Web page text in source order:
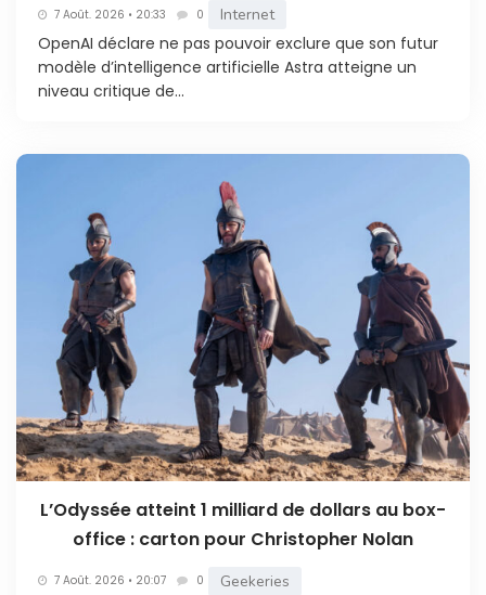
7 Août. 2026 • 20:33 0 Internet
OpenAI déclare ne pas pouvoir exclure que son futur
modèle d’intelligence artificielle Astra atteigne un
niveau critique de...
L’Odyssée atteint 1 milliard de dollars au box-
office : carton pour Christopher Nolan
7 Août. 2026 • 20:07 0 Geekeries